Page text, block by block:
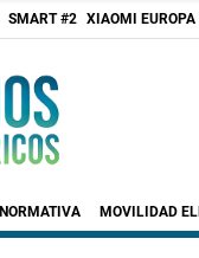
SMART #2 XIAOMI EUROPA
NORMATIVA MOVILIDAD